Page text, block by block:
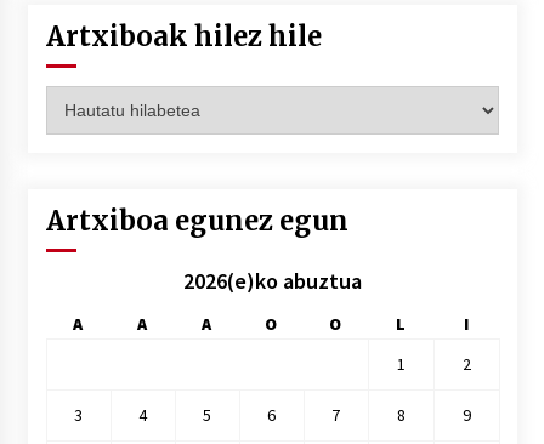
Artxiboak hilez hile
hilez
Artxiboa egunez egun
2026(e)ko abuztua
A A A O O L
I
1
2
3 4 5 6 7 8 9